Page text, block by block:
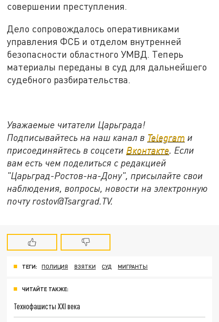
совершении преступления.
Дело сопровождалось оперативниками
управления ФСБ и отделом внутренней
безопасности областного УМВД. Теперь
материалы переданы в суд для дальнейшего
судебного разбирательства.
Уважаемые читатели Царьграда!
Подписывайтесь на наш канал в Telegram и
присоединяйтесь в соцсети Вконтакте . Если
вам есть чем поделиться с редакцией
"Царьград-Ростов-на-Дону", присылайте свои
наблюдения, вопросы, новости на электронную
почту rostov@Tsargrad.ТV.
ТЕГИ: ПОЛИЦИЯ ВЗЯТКИ СУД МИГРАНТЫ
ЧИТАЙТЕ ТАКЖЕ:
Технофашисты XXI века